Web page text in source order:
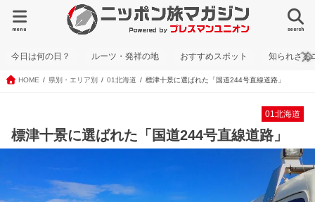
search
menu
今日は何の日？ ルーツ・発祥の地 おすすめスポット 知られざる
HOME 県別・エリア別 01北海道 標津十景に選ばれた「国道244号直線道路」
01北海道
標津十景に選ばれた「国道244号直線道路」